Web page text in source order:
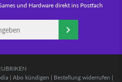
und Hardware direkt ins Postfach
| Abo kündigen | Bestellung widerrufen |